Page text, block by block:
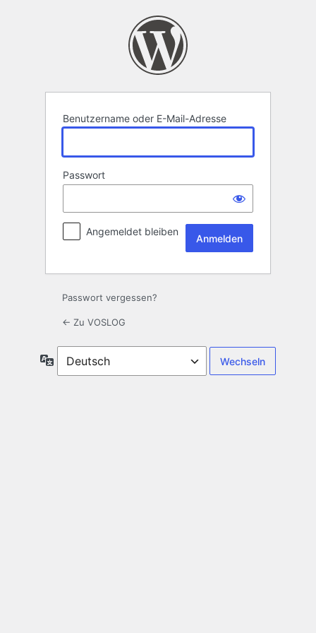
Benutzername oder E-Mail-Adresse
Passwort
Angemeldet bleiben
Passwort vergessen?
← Zu VOSLOG
Sprache